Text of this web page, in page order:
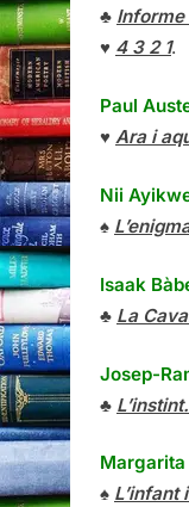
♣ Informe
♥ 4 3 2 1.
Paul
♥ Ara i
Nii
♠
Isaak
♣ La
Josep-
♣
♠ L’infant